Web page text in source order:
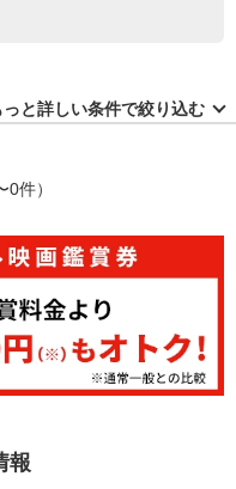
っと詳しい条件で絞り込む
0件）
報